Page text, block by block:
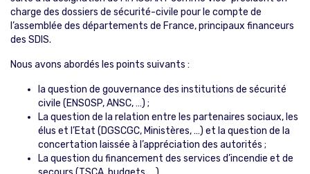
charge des dossiers de sécurité-civile pour le compte de
l’assemblée des départements de France, principaux financeurs
des SDIS.
Nous avons abordés les points suivants :
la question de gouvernance des institutions de sécurité
civile (ENSOSP, ANSC, …) ;
La question de la relation entre les partenaires sociaux, les
élus et l’Etat (DGSCGC, Ministères, …) et la question de la
concertation laissée à l’appréciation des autorités ;
La question du financement des services d’incendie et de